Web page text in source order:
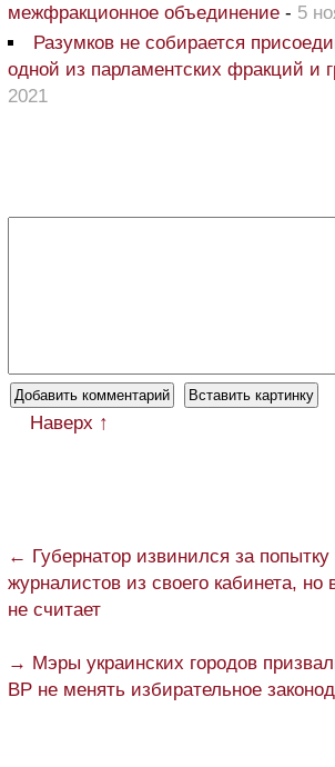
межфракционное объединение - 5
Разумков не собирается
одной из парламентских фракций и
2021
Наверх ↑
← Губернатор извинился за попытку
журналистов из своего кабинета, но
не считает
→ Мэры украинских городов
ВР не менять избирательное